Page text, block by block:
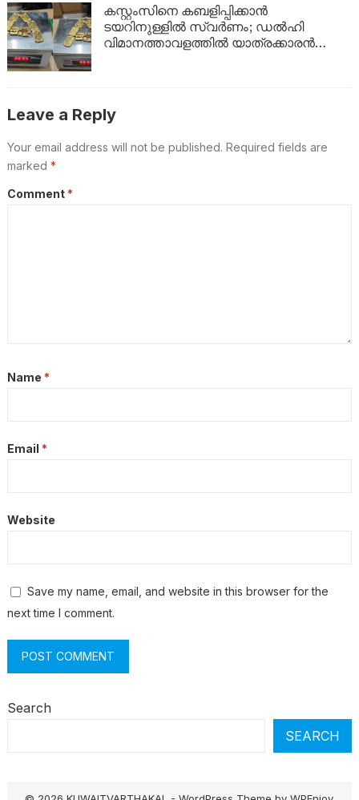
കസ്റ്റംസിനെ കബളിപ്പിക്കാൻ
ടയറിനുള്ളിൽ സ്വർണം; ഡൽഹി
വിമാനത്താവളത്തിൽ യാത്രക്കാരൻ
Leave a Reply
Your email address will not be published. Required fields are
marked *
Comment *
Name *
Email *
Website
Save my name, email, and website in this browser for the
next time I comment.
Search
SEARCH